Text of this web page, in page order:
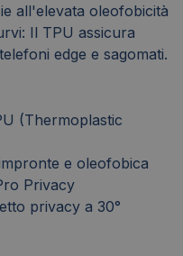
all'elevata oleofobicità
Il TPU assicura
edge e sagomati.
(Thermoplastic
e oleofobica
Privacy
privacy a 30°